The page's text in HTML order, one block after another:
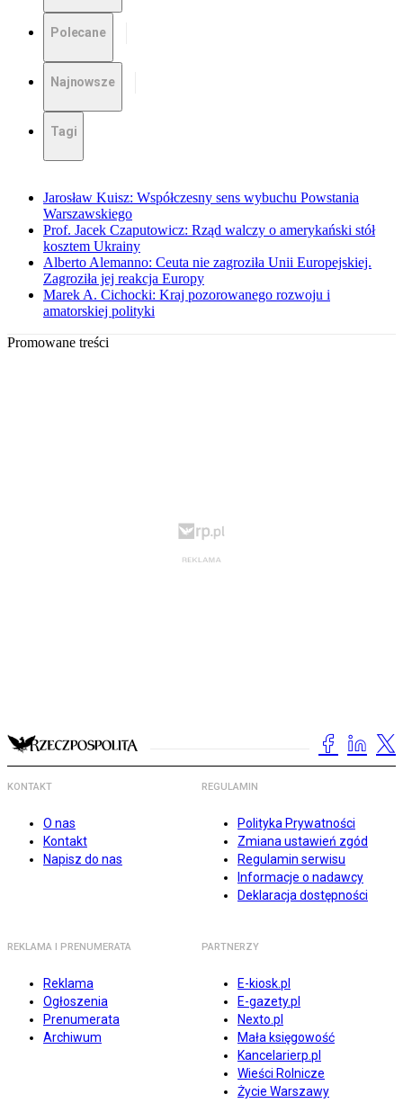
Polecane
Najnowsze
Tagi
Jarosław Kuisz: Współczesny sens wybuchu Powstania
Warszawskiego
Prof. Jacek Czaputowicz: Rząd walczy o amerykański stół
kosztem Ukrainy
Alberto Alemanno: Ceuta nie zagroziła Unii Europejskiej.
Zagroziła jej reakcja Europy
Marek A. Cichocki: Kraj pozorowanego rozwoju i
amatorskiej polityki
Promowane treści
KONTAKT
O nas
Kontakt
Napisz do nas
REGULAMIN
Polityka Prywatności
Zmiana ustawień zgód
Regulamin serwisu
Informacje o nadawcy
Deklaracja dostępności
REKLAMA I PRENUMERATA
Reklama
Ogłoszenia
Prenumerata
Archiwum
PARTNERZY
E-kiosk.pl
E-gazety.pl
Nexto.pl
Mała księgowość
Kancelarierp.pl
Wieści Rolnicze
Życie Warszawy